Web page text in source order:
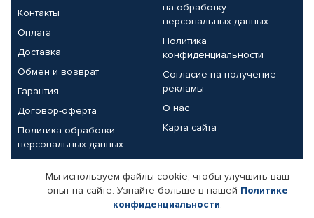
Контакты
Оплата
Доставка
Обмен и возврат
Гарантия
Договор-оферта
Политика обработки
персональных данных
на обработку
персональных данных
Политика
конфиденциальности
Согласие на получение
рекламы
О нас
Карта сайта
Партнерам
Корпоративным клиентам
Реквизиты компании
Мы используем файлы cookie, чтобы улучшить ваш
опыт на сайте. Узнайте больше в нашей Политике
конфиденциальности.